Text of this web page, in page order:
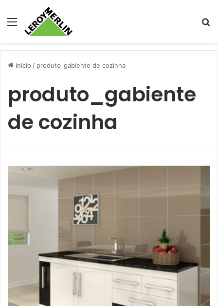
Menu
Início / produto_gabiente de cozinha
produto_gabiente
de cozinha